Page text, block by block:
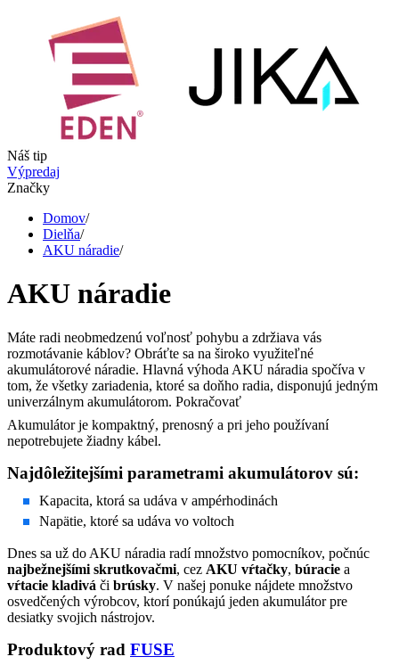
Náš tip
Výpredaj
Značky
Domov/
Dielňa/
AKU náradie/
AKU náradie
Máte radi neobmedzenú voľnosť pohybu a zdržiava vás
rozmotávanie káblov? Obráťte sa na široko využiteľné
akumulátorové náradie. Hlavná výhoda AKU náradia spočíva v
tom, že všetky zariadenia, ktoré sa doňho radia, disponujú jedným
univerzálnym akumulátorom. Pokračovať
Akumulátor je kompaktný, prenosný a pri jeho používaní
nepotrebujete žiadny kábel.
Najdôležitejšími parametrami akumulátorov sú:
Kapacita, ktorá sa udáva v ampérhodinách
Napätie, ktoré sa udáva vo voltoch
Dnes sa už do AKU náradia radí množstvo pomocníkov, počnúc
najbežnejšími skrutkovačmi, cez AKU vŕtačky, búracie a
vŕtacie kladivá či brúsky. V našej ponuke nájdete množstvo
osvedčených výrobcov, ktorí ponúkajú jeden akumulátor pre
desiatky svojich nástrojov.
Produktový rad FUSE